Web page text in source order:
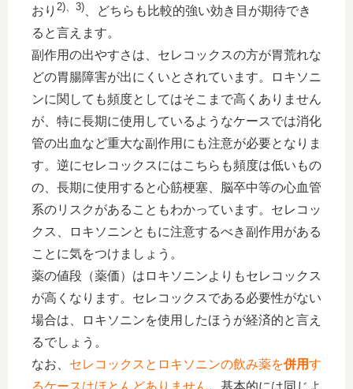
おり 2)、3) 、どちらも比較的強い効き目が期待でき
ると言えます。
副作用の出やすさは、セレコックスの方が胃荒れな
どの胃腸障害が出にくいとされています。ロキソニ
ンに関しても頻度としてはそこまで高くありません
が、特に長期に使用しているようなケースでは消化
管の出血など重大な副作用にも注意が必要となりま
す。逆にセレコックスにはこちらも頻度は低いもの
の、長期に使用すると心筋梗塞、脳卒中等の心血管
系のリスクがあることもわかっています。セレコッ
クス、ロキソニンともに注意するべき副作用がある
ことに気をつけましょう。
薬の値段（薬価）はロキソニンよりもセレコックス
が高くなります。セレコックスである必要性がない
場合は、ロキソニンを使用したほうが経済的と言え
るでしょう。
なお、 セレコックスとロキソニンの飲み薬を併用す
るケースはほとんどありません。基本的には同じよ